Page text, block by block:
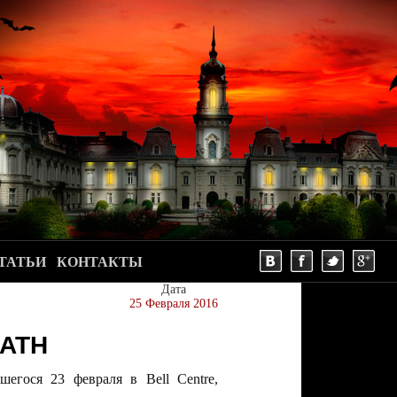
КОНТАКТЫ
Дата
25 Февраля 2016
23 февраля в Bell Centre,